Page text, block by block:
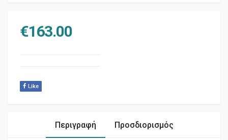
€163.00
Like
Περιγραφή Προσδιορισμός